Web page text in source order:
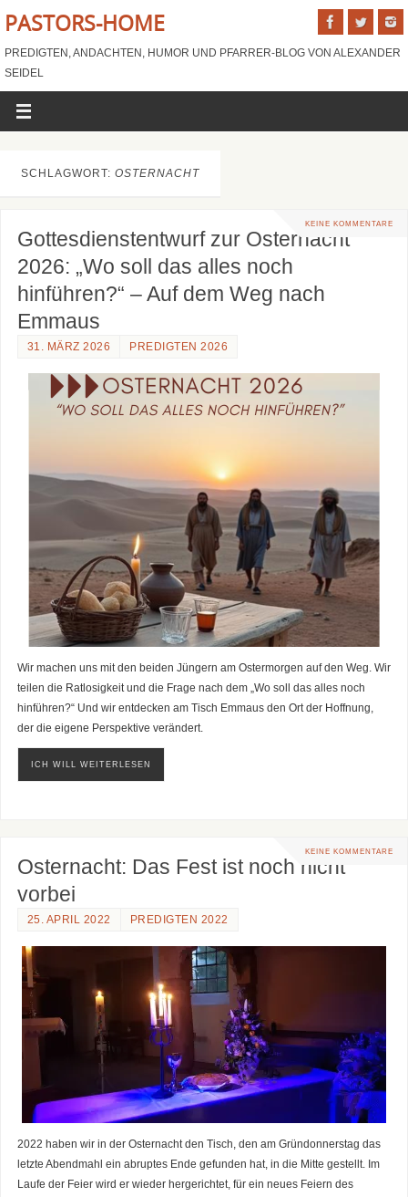
PASTORS-HOME
PREDIGTEN, ANDACHTEN, HUMOR UND PFARRER-BLOG VON ALEXANDER
SEIDEL
SCHLAGWORT: OSTERNACHT
KEINE KOMMENTARE
Gottesdienstentwurf zur Osternacht
2026: „Wo soll das alles noch
hinführen?“ – Auf dem Weg nach
Emmaus
31. MÄRZ 2026 PREDIGTEN 2026
Wir machen uns mit den beiden Jüngern am Ostermorgen auf den Weg. Wir
teilen die Ratlosigkeit und die Frage nach dem „Wo soll das alles noch
hinführen?“ Und wir entdecken am Tisch Emmaus den Ort der Hoffnung,
der die eigene Perspektive verändert.
ICH WILL WEITERLESEN
KEINE KOMMENTARE
Osternacht: Das Fest ist noch nicht
vorbei
25. APRIL 2022 PREDIGTEN 2022
2022 haben wir in der Osternacht den Tisch, den am Gründonnerstag das
letzte Abendmahl ein abruptes Ende gefunden hat, in die Mitte gestellt. Im
Laufe der Feier wird er wieder hergerichtet, für ein neues Feiern des